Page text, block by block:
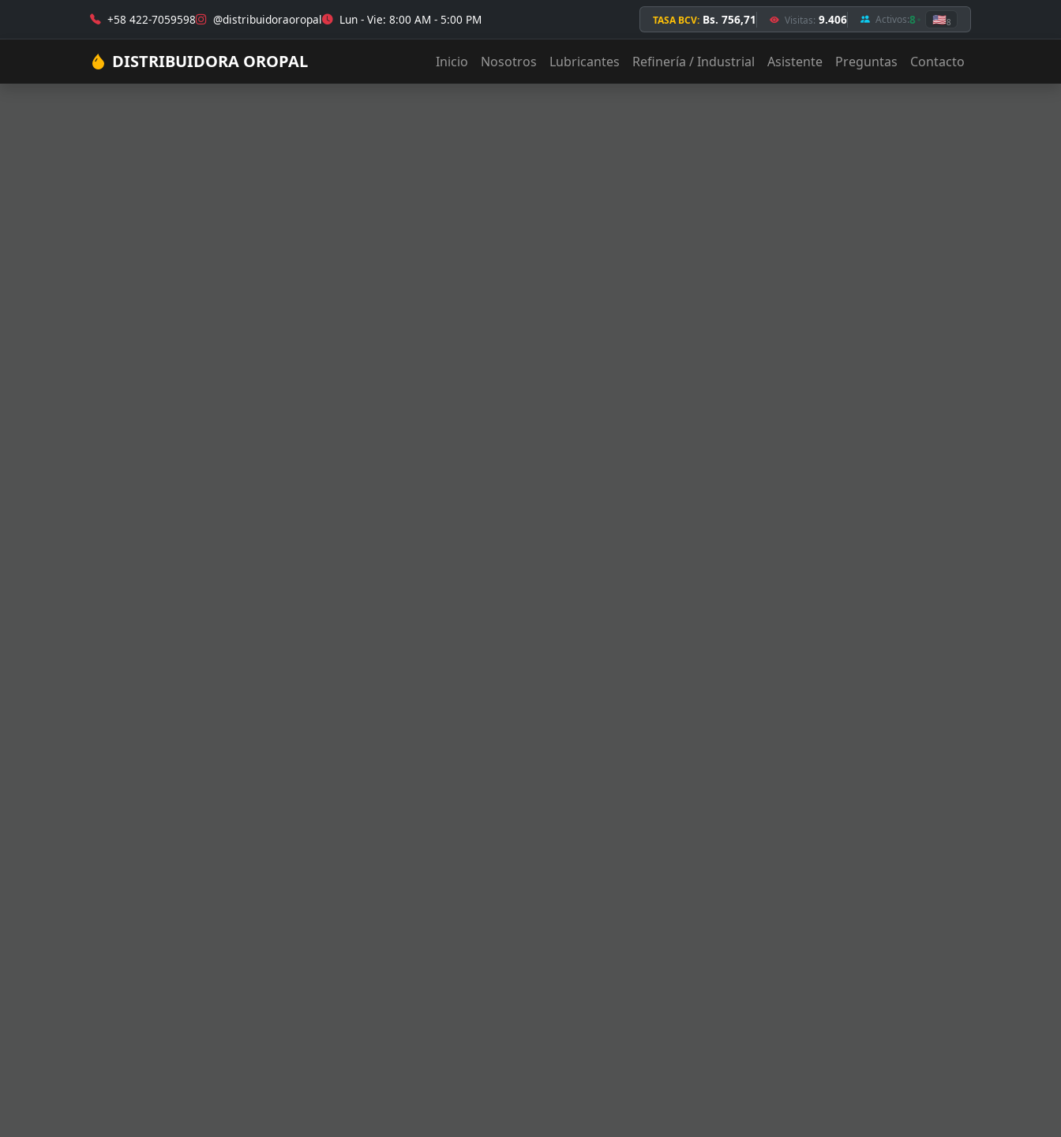
+58 422-7059598 @distribuidoraoropal Lun - Vie: 8:00 AM - 5:00 PM TASA BCV: Bs. 756,71 Visitas: 9.406 Activos:8 🇺🇸8
DISTRIBUIDORA OROPAL Inicio Nosotros Lubricantes Refinería / Industrial Asistente Preguntas Contacto